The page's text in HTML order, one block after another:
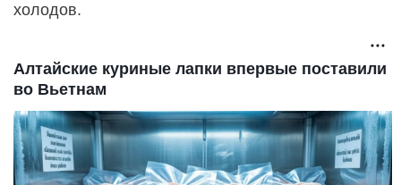
холодов.
Алтайские куриные лапки впервые поставили
во Вьетнам